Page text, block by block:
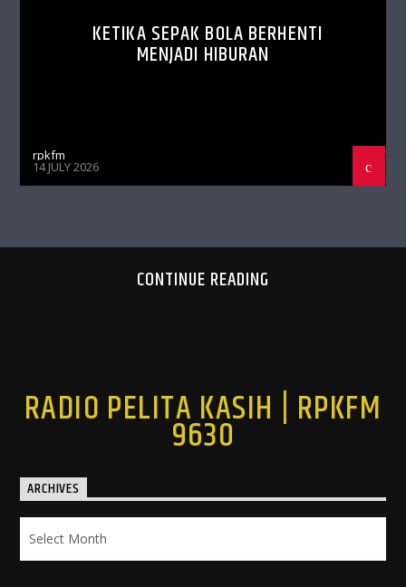
KETIKA SEPAK BOLA BERHENTI
MENJADI HIBURAN
rpkfm
14 JULY 2026
CONTINUE READING
RADIO PELITA KASIH | RPKFM
9630
ARCHIVES